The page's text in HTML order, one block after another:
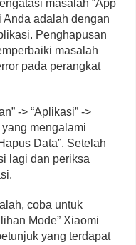
masalah “App
Anda adalah dengan
Penghapusan
masalah
pada perangkat
-> “Aplikasi” ->
mengalami
Data”. Setelah
lagi dan periksa
coba untuk
Mode” Xiaomi
yang terdapat